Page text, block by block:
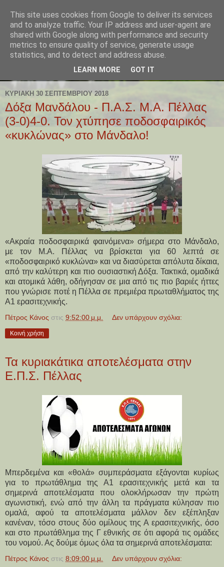
ΚΥΡΙΑΚΉ 30 ΣΕΠΤΕΜΒΡΊΟΥ 2018
Δόξα Μανδάλου - Π.Α.Σ. Μ.Α. Πέλλας
(3-0)4-0. Τον χτύπησε ποδοσφαιρικός
«κυκλώνας» στο Μάνδαλο!
«Ακραία ποδοσφαιρικά φαινόμενα» σήμερα στο Μάνδαλο,
με τον Μ.Α. Πέλλας να βρίσκεται για 60 λεπτά σε
«ποδοσφαιρικό κυκλώνα» και να διασύρεται απόλυτα δίκαια,
από την καλύτερη και πιο ουσιαστική Δόξα. Τακτικά, ομαδικά
και ατομικά λάθη, οδήγησαν σε μια από τις πιο βαριές ήττες
που γνώρισε ποτέ η Πέλλα σε πρεμιέρα πρωταθλήματος της
Α1 ερασιτεχνικής.
Πέτρος Κάνος στις 9:52:00 μ.μ. Δεν υπάρχουν σχόλια:
Κοινή χρήση
Τα κυριακάτικα αποτελέσματα στην
Ε.Π.Σ. Πέλλας
Μπερδεμένα και «θολά» συμπεράσματα εξάγονται κυρίως
για το πρωτάθλημα της Α1 ερασιτεχνικής μετά και τα
σημερινά αποτελέσματα που ολοκλήρωσαν την πρώτη
αγωνιστική, ενώ από την άλλη τα πράγματα κύλησαν πιο
ομαλά, αφού τα αποτελέσματα μάλλον δεν εξέπληξαν
κανέναν, τόσο στους δύο ομίλους της Α ερασιτεχνικής, όσο
και στο πρωτάθλημα της Γ εθνικής σε ότι αφορά τις ομάδες
του νομού. Ας δούμε όμως όλα τα σημερινά αποτελέσματα:
Πέτρος Κάνος στις 8:09:00 μ.μ. Δεν υπάρχουν σχόλια:
This site uses cookies from Google to deliver its services
and to analyze traffic. Your IP address and user-agent are
shared with Google along with performance and security
metrics to ensure quality of service, generate usage
statistics, and to detect and address abuse.
LEARN MORE GOT IT